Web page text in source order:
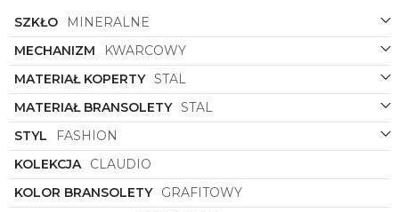
trwałość, ale i elegancki wygląd. Grafitowy kolor
bransolety i koperty nadaje zegarkowi
nowoczesnego charakteru, podkreślając
jednocześnie jego uniwersalność i ponadczasowy
design.
Pozłacane detale na tarczy w kolorze granatowym
dodają odrobinę luksusu i prestiżu, tworząc
harmonijną całość z resztą zegarka. Kształt koperty,
okrągły i klasyczny, sprawia, że zegarek doskonale
prezentuje się na nadgarstku, gwarantując komfort
noszenia i estetyczny wygląd.
SZKŁO
MINERALNE
MECHANIZM
KWARCOWY
MATERIAŁ KOPERTY STAL
MATERIAŁ BRANSOLETY STAL
STYL
FASHION
KOLEKCJA CLAUDIO
KOLOR BRANSOLETY GRAFITOWY